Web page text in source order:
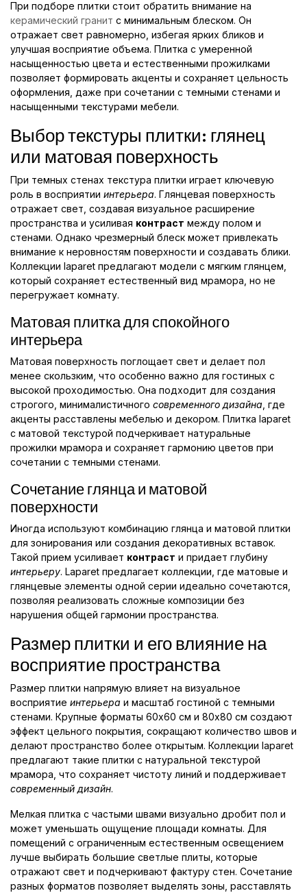
При подборе плитки стоит обратить внимание на
керамический гранит с минимальным блеском. Он
отражает свет равномерно, избегая ярких бликов и
улучшая восприятие объема. Плитка с умеренной
насыщенностью цвета и естественными прожилками
позволяет формировать акценты и сохраняет цельность
оформления, даже при сочетании с темными стенами и
насыщенными текстурами мебели.
Выбор текстуры плитки: глянец
или матовая поверхность
При темных стенах текстура плитки играет ключевую
роль в восприятии интерьера. Глянцевая поверхность
отражает свет, создавая визуальное расширение
пространства и усиливая контраст между полом и
стенами. Однако чрезмерный блеск может привлекать
внимание к неровностям поверхности и создавать блики.
Коллекции laparet предлагают модели с мягким глянцем,
который сохраняет естественный вид мрамора, но не
перегружает комнату.
Матовая плитка для спокойного
интерьера
Матовая поверхность поглощает свет и делает пол
менее скользким, что особенно важно для гостиных с
высокой проходимостью. Она подходит для создания
строгого, минималистичного современного дизайна , где
акценты расставлены мебелью и декором. Плитка laparet
с матовой текстурой подчеркивает натуральные
прожилки мрамора и сохраняет гармонию цветов при
сочетании с темными стенами.
Сочетание глянца и матовой
поверхности
Иногда используют комбинацию глянца и матовой плитки
для зонирования или создания декоративных вставок.
Такой прием усиливает контраст и придает глубину
интерьеру. Laparet предлагает коллекции, где матовые и
глянцевые элементы одной серии идеально сочетаются,
позволяя реализовать сложные композиции без
нарушения общей гармонии пространства.
Размер плитки и его влияние на
восприятие пространства
Размер плитки напрямую влияет на визуальное
восприятие интерьера и масштаб гостиной с темными
стенами. Крупные форматы 60x60 см и 80x80 см создают
эффект цельного покрытия, сокращают количество швов и
делают пространство более открытым. Коллекции laparet
предлагают такие плитки с натуральной текстурой
мрамора, что сохраняет чистоту линий и поддерживает
современный дизайн.
Мелкая плитка с частыми швами визуально дробит пол и
может уменьшать ощущение площади комнаты. Для
помещений с ограниченным естественным освещением
лучше выбирать большие светлые плиты, которые
отражают свет и подчеркивают фактуру стен. Сочетание
разных форматов позволяет выделять зоны, расставлять